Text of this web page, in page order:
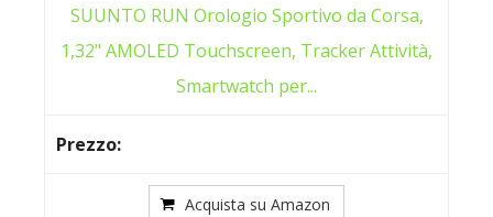
SUUNTO RUN Orologio Sportivo da Corsa,
1,32" AMOLED Touchscreen, Tracker Attività,
Smartwatch per...
Acquista su Amazon